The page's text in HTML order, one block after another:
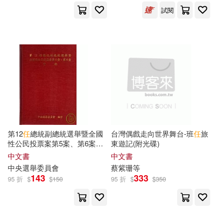
全國銀行系統招聘考試專用教材編
寫組(19)
山路新(19)
鄭曉華（主編）(19)
鎌池和馬(19) 陳飛(19)
&#12494;&#12540;&#12488;&#39
131;&#34892;(18)
山東人民出版社(128)
中國礦業大學出版社(127)
中山大學出版社(127)
西南師範大學出版社(127)
接力出版社(126)
試閱
第12任總統副總統選舉暨全國
性公民投票案第5案、第6案實
錄
中文書
中央選舉委員會
95 折 $143 $150
台灣偶戲走向世界舞台-班任旅
東遊記(附光碟)
中文書
蔡紫珊等
95 折 $333 $350